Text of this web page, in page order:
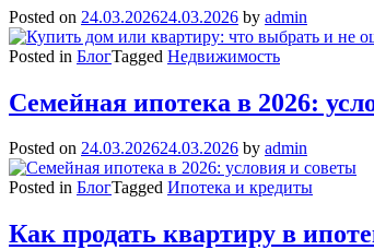
Posted on 24.03.202624.03.2026 by admin
Posted in БлогTagged Недвижимость
Семейная ипотека в 2026:
Posted on 24.03.202624.03.2026 by admin
Posted in БлогTagged Ипотека и кредиты
Как продать квартиру в